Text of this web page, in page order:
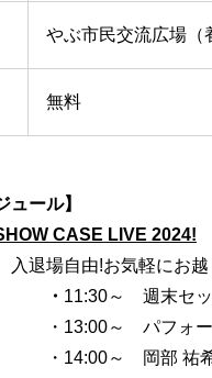
やぶ市民交流広場
無料
ュール】
CASE LIVE 2024!
入退場自由!お気軽にお
・ 11:30～ 週末セ
・13:00～ パフォ
・14:00～
岡部 祐